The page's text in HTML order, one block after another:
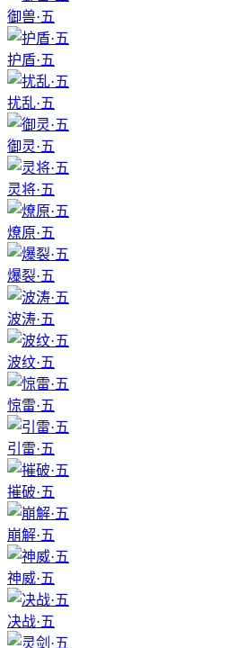
御兽·五
护盾·五
扰乱·五
御灵·五
灵将·五
燎原·五
爆裂·五
波涛·五
波纹·五
惊雷·五
引雷·五
摧破·五
崩解·五
神威·五
决战·五